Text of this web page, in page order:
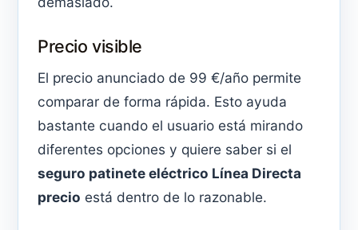
Precio visible
El precio anunciado de 99 €/año permite
comparar de forma rápida. Esto ayuda
bastante cuando el usuario está mirando
diferentes opciones y quiere saber si el
seguro patinete eléctrico Línea Directa
precio está dentro de lo razonable.